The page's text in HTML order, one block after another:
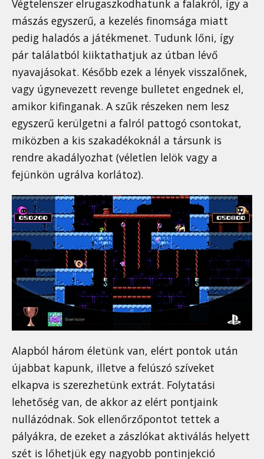
Végtelenszer elrugaszkodhatunk a falakról, így a
mászás egyszerű, a kezelés finomsága miatt
pedig haladós a játékmenet. Tudunk lőni, így
pár találatból kiiktathatjuk az útban lévő
nyavajásokat. Később ezek a lények visszalőnek,
vagy úgynevezett revenge bulletet engednek el,
amikor kifinganak. A szűk részeken nem lesz
egyszerű kerülgetni a falról pattogó csontokat,
miközben a kis szakadékoknál a társunk is
rendre akadályozhat (véletlen lelök vagy a
fejünkön ugrálva korlátoz).
Alapból három életünk van, elért pontok után
újabbat kapunk, illetve a felúszó szíveket
elkapva is szerezhetünk extrát. Folytatási
lehetőség van, de akkor az elért pontjaink
nullázódnak. Sok ellenőrzőpontot tettek a
pályákra, de ezeket a zászlókat aktiválás helyett
szét is lőhetjük egy nagyobb pontinjekció